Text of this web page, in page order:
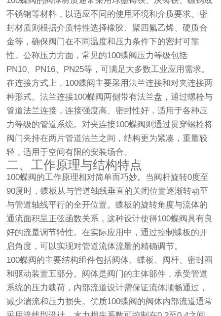
不锈钢等材料，以适应不同的使用环境和介质要求。密
封材质则根据介质特性选择橡胶、聚四氟乙烯、硬质合
金等，确保阀门在不同温度和压力条件下的密封可靠
性。公称压力方面，常见的100蝶阀压力等级包括
PN10、PN16、PN25等，可满足大多数工业应用需求。
在连接方式上，100蝶阀主要采用法兰连接和对夹连接两
种形式。法兰连接100蝶阀两侧带有法兰盘，通过螺栓与
管道法兰连接，连接强度高、密封性好，适用于各种压
力等级的管道系统。对夹连接100蝶阀则通过贯穿螺栓将
阀门夹持在两片管道法兰之间，结构更为紧凑，重量较
轻，适用于空间有限的安装场合。
二、工作原理与结构特点
100蝶阀的工作原理相对简单而巧妙。当阀杆旋转0度至
90度时，蝶板从与管道轴线垂直的关闭位置逐渐转动至
与管道轴线平行的全开位置。蝶板的旋转角度与流体的
通流面积呈正弦函数关系，这种设计使得100蝶阀具有良
好的流量调节特性。在实际应用中，通过控制蝶板的开
启角度，可以实现对管道流体流量的精确调节。
100蝶阀的主要结构组件包括阀体、蝶板、阀杆、密封圈
和驱动装置五部分。阀体是阀门的主体部件，承受管道
系统的压力载荷，内部流道设计需保证流体顺畅通过，
减少湍流和压力损失。优质100蝶阀的阀体内部流道通常